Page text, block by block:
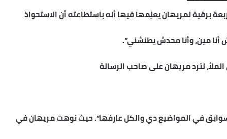
برقية لمريهان يعلِمها فيها أنه باستطاعته أن الاستحواذ
مين، وأنا محدش يطنشني”.
لترد مريهان على صاحب الرسالة
في المواضيع دي والكل عارفها”. حيث نوهت مريهان في